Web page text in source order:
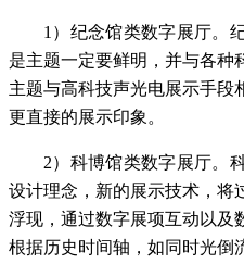
1）纪念馆类数字展厅。
是主题一定要鲜明，并与各种
主题与高科技声光电展示手段
更直接的展示印象。
2）科博馆类数字展厅。
设计理念，新的展示技术，将
浮现，通过数字展项互动以及
根据历史时间轴，如同时光倒